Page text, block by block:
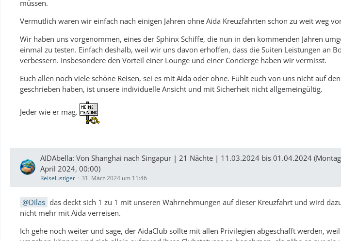
müssen.
Vermutlich waren wir einfach nach einigen Jahren ohne Aida Kreuzfahrten schon zu weit weg
Wir haben uns vorgenommen, eines der Sphinx Schiffe, die nun in den kommenden Jahren
einmal zu testen. Einfach deshalb, weil wir uns davon erhoffen, dass die Suiten Leistungen an
verbessern. Insbesondere den Vorteil einer Lounge und einer Concierge haben wir vermisst.
Euch allen noch viele schöne Reisen, sei es mit Aida oder ohne. Fühlt euch von uns nicht auf
geschrieben haben, ist unsere individuelle Ansicht und mit Sicherheit nicht allgemeingültig.
Jeder wie er mag.
AIDAbella: Von Shanghai nach Singapur | 21 Nächte | 11.03.2024 bis 01.04.2024
April 2024, 00:00)
Reiselustiger 31. März 2024 um 11:46
Dilas das deckt sich 1 zu 1 mit unseren Wahrnehmungen auf dieser Kreuzfahrt und wird
nicht mehr mit Aida verreisen.
Ich gehe noch weiter und sage, der AidaClub sollte mit allen Privilegien abgeschafft werden,